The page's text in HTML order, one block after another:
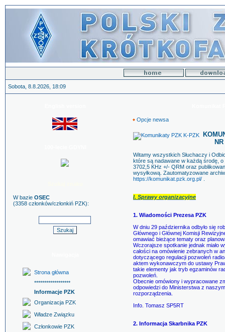
Sobota, 8.8.2026, 18:09
W bazie OSEC
(3358 członków/członkiń PZK):
Strona główna
******************
Informacje PZK
Organizacja PZK
Władze Związku
Członkowie PZK
Opcje newsa
Witamy wszystkich Słuchaczy i
które są nadawane w każdą środę,
3702,5 KHz +/- QRM oraz
wysyłkową. Zautomatyzowane
https://komunikat.pzk.org.pl/
I. Sprawy organizacyjne
1. Wiadomości Prezesa PZK
W dniu 29 października odbyło się
Głównego i Głównej Komisji
omawiać bieżące tematy oraz
Wczorajsze spotkanie jednak miało
całości na omówienie zebranych w
dotyczącego regulacji pozwoleń
aktem wykonawczym do ustawy
takie elementy jak tryb egzaminów
pozwoleń.
Obecnie omówiony i wypracowane
odpowiedzi do Ministerstwa z
rozporządzenia.
Info. Tomasz SP5RT
2. Informacja Skarbnika PZK